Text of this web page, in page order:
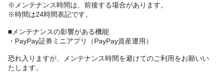
※メンテナンス時間は、前後する場合があります。
※時間は24時間表記です。
■メンテナンスの影響がある機能
・PayPay証券ミニアプリ（PayPay資産運用）
恐れ入りますが、メンテナンス時間を避けてのご利用をお願いい
たします。